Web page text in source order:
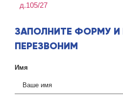
д.105/27
ЗАПОЛНИТЕ ФОРМУ И
ПЕРЕЗВОНИМ
Имя